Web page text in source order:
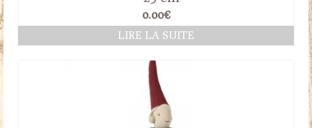
0.00€
LIRE LA SUITE